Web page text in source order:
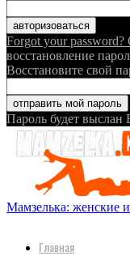
Forgot your password?
восстановление
Восстановите свой
Пароль будет выслан
Мамзелька: женские
Главная